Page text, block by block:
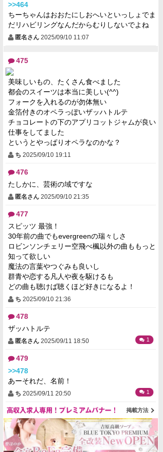
>>464
ちーちゃんはおおたにしおへいといっしょでま
だリハビリングなんだからむりしないでよね
匿名さん 2025/09/10 11:07
475
美味しいもの、たくさん食べました
都会のスイーツは本当に美しい(^^)
フォークを入れるのが勿体無い
金箔付きのオペラっぽいザッハトルテ
チョコレートの下のアプリコットジャムが良い
仕事をしてました
というとやっぱりオペラなのかな？
ち 2025/09/10 19:11
476
たしかに、芸術の域ですな
匿名さん 2025/09/10 21:35
477
スピッツ 最強！
30年前の曲でもevergreenの瑞々しさ
ロビンソンチェリー空飛べ楓以外の曲ももっと
知って欲しい
魔法の言葉やつぐみも良いし
群青や恋する凡人や夜を駆けるも
どの曲も聴けば聴くほど好きになるよ！
ち 2025/09/10 21:36
478
ザッハトルテ
匿名さん 2025/09/11 18:50 1
479
>>478
あーそれだ、名前！
ち 2025/09/11 20:50 1
掲載方法